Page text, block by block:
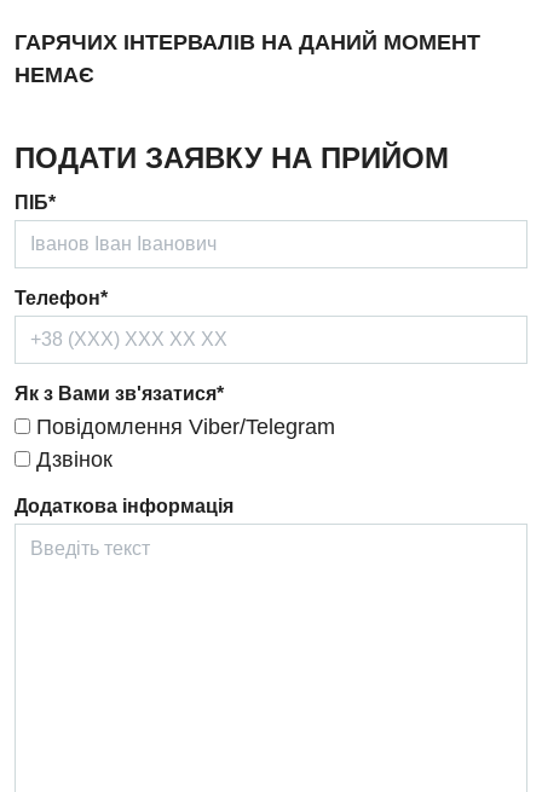
Онкологічне відділлення
Офтальмологічне відділення
Проктологія
Пульмонологія
Ревматологія
Терапія
Травматологія і ортопедія
Урологія
Фізіотерапія
Хірургічне відділення
ГАРЯЧИХ ІНТЕРВАЛІВ НА ДАНИЙ МОМЕНТ
НЕМАЄ
ПОДАТИ ЗАЯВКУ НА ПРИЙОМ
ПІБ*
Телефон*
Як з Вами зв'язатися*
Повідомлення Viber/Telegram
Дзвінок
Додаткова інформація